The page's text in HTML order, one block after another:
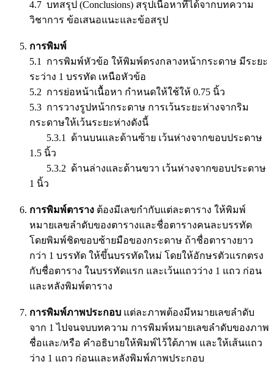
4.7 บทสรุป (Conclusions) สรุปเนื้อหาที่ได้จากบทความ
วิชาการ ข้อเสนอแนะและข้อสรุป
การพิมพ์
5.1 การพิมพ์หัวข้อ ให้พิมพ์ตรงกลางหน้ากระดาษ มีระยะ
ระว่าง 1 บรรทัด เหนือหัวข้อ
5.2 การย่อหน้าเนื้อหา กำหนดให้ใช้ให้ 0.75 นิ้ว
5.3 การวางรูปหน้ากระดาษ การเว้นระยะห่างจากริม
กระดาษให้เว้นระยะห่างดังนี้
5.3.1 ด้านบนและด้านซ้าย เว้นห่างจากขอบประดาษ
1.5 นิ้ว
5.3.2 ด้านล่างและด้านขวา เว้นห่างจากขอบประดาษ
1 นิ้ว
การพิมพ์ตาราง ต้องมีเลขกำกับแต่ละตาราง ให้พิมพ์
หมายเลขลำดับของตารางและชื่อตารางคนละบรรทัด
โดยพิมพ์ชิดขอบซ้ายมือของกระดาษ ถ้าชื่อตารางยาว
กว่า 1 บรรทัด ให้ขึ้นบรรทัดใหม่ โดยให้อักษรตัวแรกตรง
กับชื่อตาราง ในบรรทัดแรก และเว้นแถวว่าง 1 แถว ก่อน
และหลังพิมพ์ตาราง
การพิมพ์ภาพประกอบ แต่ละภาพต้องมีหมายเลขลำดับ
จาก 1 ไปจนจบบทความ การพิมพ์หมายเลขลำดับของภาพ
ชื่อและ/หรือ คำอธิบายให้พิมพ์ไว้ใต้ภาพ และให้เส้นแถว
ว่าง 1 แถว ก่อนและหลังพิมพ์ภาพประกอบ